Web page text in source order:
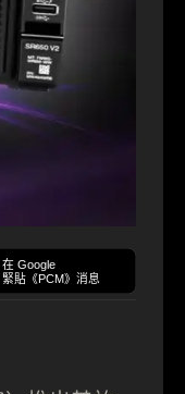
在 Google
緊貼《PCM》消息